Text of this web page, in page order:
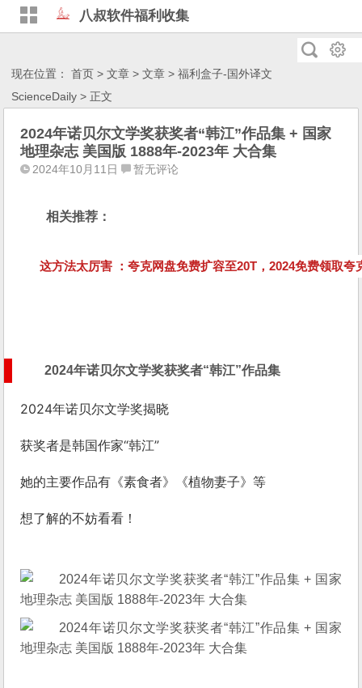
八叔软件福利收集
现在位置：首页 >文章 >文章 >福利盒子-国外译文
ScienceDaily > 正文
2024年诺贝尔文学奖获奖者“韩江”作品集 + 国家
地理杂志 美国版 1888年-2023年 大合集
2024年10月11日 暂无评论
相关推荐：
这方法太厉害 ：夸克网盘免费扩容至20T，2024免费领取夸
2024年诺贝尔文学奖获奖者“韩江”作品集
2024年诺贝尔文学奖揭晓
获奖者是韩国作家“韩江”
她的主要作品有《素食者》《植物妻子》等
想了解的不妨看看！